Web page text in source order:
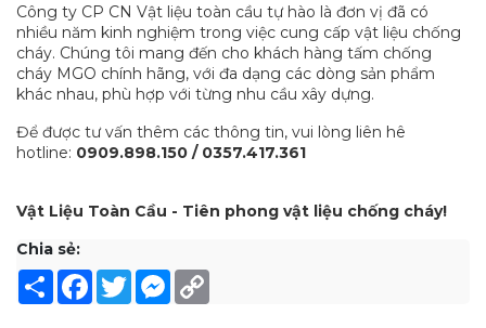
Công ty CP CN Vật liệu toàn cầu tự hào là đơn vị đã có
nhiều năm kinh nghiệm trong việc cung cấp vật liệu chống
cháy. Chúng tôi mang đến cho khách hàng tấm chống
cháy MGO chính hãng, với đa dạng các dòng sản phẩm
khác nhau, phù hợp với từng nhu cầu xây dựng.
Để được tư vấn thêm các thông tin, vui lòng liên hê
hotline: 0909.898.150 / 0357.417.361
Vật Liệu Toàn Cầu - Tiên phong vật liệu chống cháy!
Chia sẻ:
Share Facebook
TwitterMessenger